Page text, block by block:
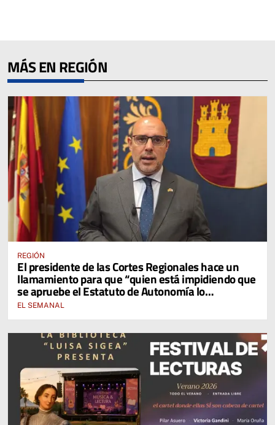
MÁS EN REGIÓN
REGIÓN
El presidente de las Cortes Regionales hace un
llamamiento para que “quien está impidiendo que
se apruebe el Estatuto de Autonomía lo
reconsidere”
EL SEMANAL